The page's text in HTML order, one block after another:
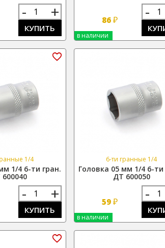
- +
КУПИТЬ
86₽ -
в наличии
1/4
1/4 6-ти гран.
- +
КУПИТЬ
6-ти гранные 1/4
Головка 05 мм 1/4 6-ти
ДТ 600050
59₽ -
в наличии